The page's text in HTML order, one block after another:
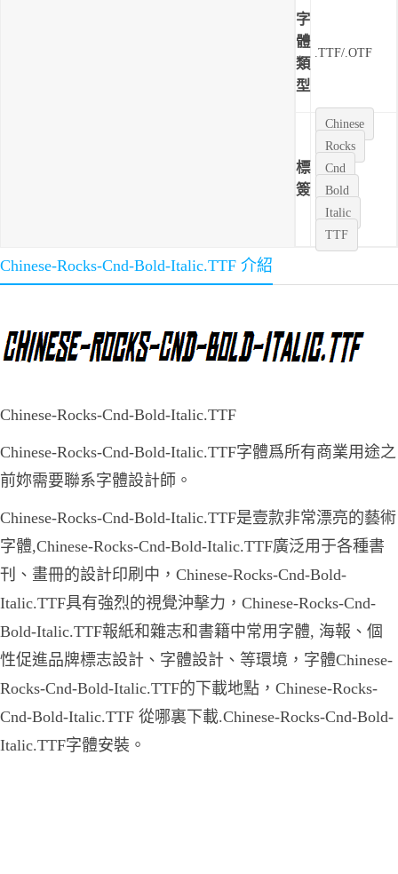
字
體
類
型
.TTF/.OTF
標
簽
Chinese
Rocks
Cnd
Bold
Italic
TTF
Chinese-Rocks-Cnd-Bold-Italic.TTF 介紹
Chinese-Rocks-Cnd-Bold-Italic.TTF
Chinese-Rocks-Cnd-Bold-Italic.TTF字體爲所有商業用途之
前妳需要聯系字體設計師。
Chinese-Rocks-Cnd-Bold-Italic.TTF是壹款非常漂亮的藝術
字體,Chinese-Rocks-Cnd-Bold-Italic.TTF廣泛用于各種書
刊、畫冊的設計印刷中，Chinese-Rocks-Cnd-Bold-
Italic.TTF具有強烈的視覺沖擊力，Chinese-Rocks-Cnd-
Bold-Italic.TTF報紙和雜志和書籍中常用字體, 海報、個
性促進品牌標志設計、字體設計、等環境，字體Chinese-
Rocks-Cnd-Bold-Italic.TTF的下載地點，Chinese-Rocks-
Cnd-Bold-Italic.TTF 從哪裏下載.Chinese-Rocks-Cnd-Bold-
Italic.TTF字體安裝。